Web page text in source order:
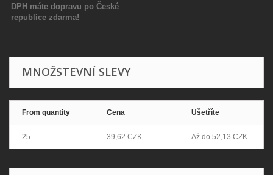
DPH máte dopravu po České
republice zdarma!
MNOŽSTEVNÍ SLEVY
From quantity Cena Ušetříte
25 39,62 CZK Až do 52,13 CZK